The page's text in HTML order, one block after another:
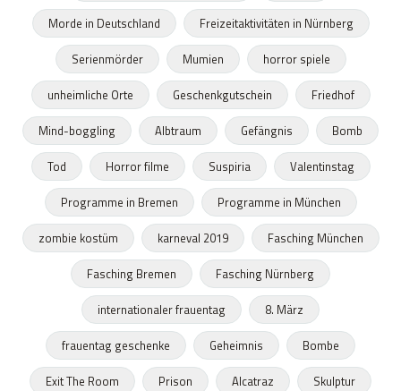
Morde in Deutschland
Freizeitaktivitäten in Nürnberg
Serienmörder
Mumien
horror spiele
unheimliche Orte
Geschenkgutschein
Friedhof
Mind-boggling
Albtraum Gefängnis
Bomb
Tod
Horror filme Suspiria
Valentinstag
Programme in Bremen
Programme in München
zombie kostüm
karneval 2019
Fasching München
Fasching Bremen
Fasching Nürnberg
internationaler frauentag
8. März
frauentag geschenke
Geheimnis
Bombe
Exit The Room
Prison Alcatraz
Skulptur